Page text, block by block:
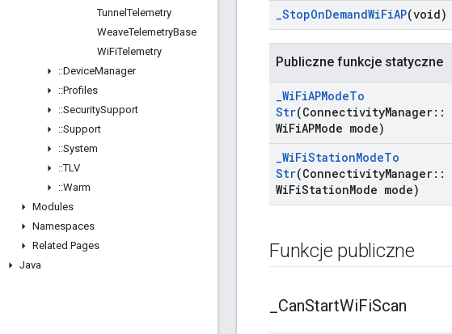
TunnelTelemetry
WeaveTelemetryBase
WiFiTelemetry
::DeviceManager
::Profiles
::SecuritySupport
::Support
::System
::TLV
::Warm
Modules
Namespaces
Related Pages
Java
_StopOnDemandWiFiAP(void)
Publiczne funkcje statyczne
_WiFiAPModeTo
Str(ConnectivityManager::
WiFiAPMode mode)
_WiFiStationModeTo
Str(ConnectivityManager::
WiFiStationMode mode)
Funkcje publiczne
CanStartWiFiScan